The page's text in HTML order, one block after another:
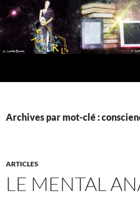
Aller
au
contenu
Archives par mot-clé :
ARTICLES
LE MENTAL